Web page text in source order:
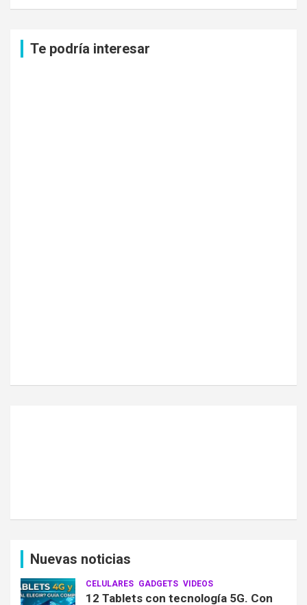
Te podría interesar
Nuevas noticias
CELULARES GADGETS VIDEOS
12 Tablets con tecnología 5G. Con